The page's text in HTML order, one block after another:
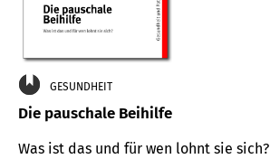
GESUNDHEIT
Die pauschale Beihilfe
Was ist das und für wen lohnt sie sich?